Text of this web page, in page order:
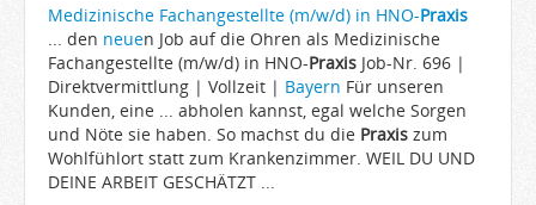
Firmen von A-Z
Karrieremail
JobWiki
Berufe
Städte
Medizinische Fachangestellte (m/w/d) in HNO-Praxis
... den neuen Job auf die Ohren als Medizinische
Fachangestellte (m/w/d) in HNO-Praxis Job-Nr. 696 |
Direktvermittlung | Vollzeit | Bayern Für unseren
Kunden, eine ... abholen kannst, egal welche Sorgen
und Nöte sie haben. So machst du die Praxis zum
Wohlfühlort statt zum Krankenzimmer. WEIL DU UND
DEINE ARBEIT GESCHÄTZT ...